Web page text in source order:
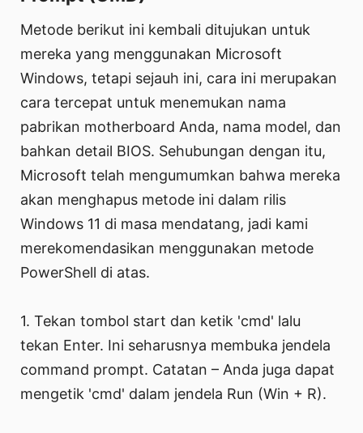
Metode berikut ini kembali ditujukan untuk
mereka yang menggunakan Microsoft
Windows, tetapi sejauh ini, cara ini merupakan
cara tercepat untuk menemukan nama
pabrikan motherboard Anda, nama model, dan
bahkan detail BIOS. Sehubungan dengan itu,
Microsoft telah mengumumkan bahwa mereka
akan menghapus metode ini dalam rilis
Windows 11 di masa mendatang, jadi kami
merekomendasikan menggunakan metode
PowerShell di atas.
1. Tekan tombol start dan ketik 'cmd' lalu
tekan Enter. Ini seharusnya membuka jendela
command prompt. Catatan – Anda juga dapat
mengetik 'cmd' dalam jendela Run (Win + R).